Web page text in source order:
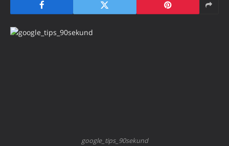
google_tips_90sekund